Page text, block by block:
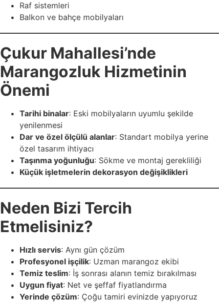
Raf sistemleri
Balkon ve bahçe mobilyaları
Çukur Mahallesi’nde
Marangozluk Hizmetinin
Önemi
Tarihi binalar: Eski mobilyaların uyumlu şekilde
yenilenmesi
Dar ve özel ölçülü alanlar: Standart mobilya yerine
özel tasarım ihtiyacı
Taşınma yoğunluğu: Sökme ve montaj gerekliliği
Küçük işletmelerin dekorasyon değişiklikleri
Neden Bizi Tercih
Etmelisiniz?
Hızlı servis: Aynı gün çözüm
Profesyonel işçilik: Uzman marangoz ekibi
Temiz teslim: İş sonrası alanın temiz bırakılması
Uygun fiyat: Net ve şeffaf fiyatlandırma
Yerinde çözüm: Çoğu tamiri evinizde yapıyoruz